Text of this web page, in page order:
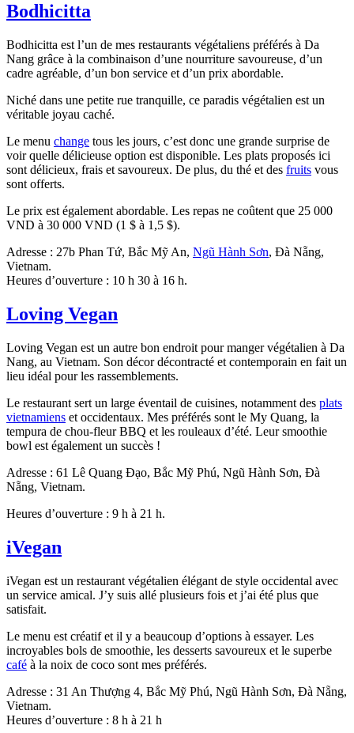
Bodhicitta
Bodhicitta est l’un de mes restaurants végétaliens préférés à Da
Nang grâce à la combinaison d’une nourriture savoureuse, d’un
cadre agréable, d’un bon service et d’un prix abordable.
Niché dans une petite rue tranquille, ce paradis végétalien est un
véritable joyau caché.
Le menu change tous les jours, c’est donc une grande surprise de
voir quelle délicieuse option est disponible. Les plats proposés ici
sont délicieux, frais et savoureux. De plus, du thé et des fruits vous
sont offerts.
Le prix est également abordable. Les repas ne coûtent que 25 000
VND à 30 000 VND (1 $ à 1,5 $).
Adresse : 27b Phan Tứ, Bắc Mỹ An, Ngũ Hành Sơn, Đà Nẵng,
Vietnam.
Heures d’ouverture : 10 h 30 à 16 h.
Loving Vegan
Loving Vegan est un autre bon endroit pour manger végétalien à Da
Nang, au Vietnam. Son décor décontracté et contemporain en fait un
lieu idéal pour les rassemblements.
Le restaurant sert un large éventail de cuisines, notamment des plats
vietnamiens et occidentaux. Mes préférés sont le My Quang, la
tempura de chou-fleur BBQ et les rouleaux d’été. Leur smoothie
bowl est également un succès !
Adresse : 61 Lê Quang Đạo, Bắc Mỹ Phú, Ngũ Hành Sơn, Đà
Nẵng, Vietnam.
Heures d’ouverture : 9 h à 21 h.
iVegan
iVegan est un restaurant végétalien élégant de style occidental avec
un service amical. J’y suis allé plusieurs fois et j’ai été plus que
satisfait.
Le menu est créatif et il y a beaucoup d’options à essayer. Les
incroyables bols de smoothie, les desserts savoureux et le superbe
café à la noix de coco sont mes préférés.
Adresse : 31 An Thượng 4, Bắc Mỹ Phú, Ngũ Hành Sơn, Đà Nẵng,
Vietnam.
Heures d’ouverture : 8 h à 21 h